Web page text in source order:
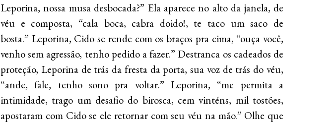
Leporina, nossa musa desbocada?” Ela aparece no alto da janela, de
véu e composta, “cala boca, cabra doido!, te taco um saco de
bosta.” Leporina, Cido se rende com os braços pra cima, “ouça você,
venho sem agressão, tenho pedido a fazer.” Destranca os cadeados de
proteção, Leporina de trás da fresta da porta, sua voz de trás do véu,
“ande, fale, tenho sono pra voltar.” Leporina, “me permita a
intimidade, trago um desafio do birosca, cem vinténs, mil tostões,
apostaram com Cido se ele retornar com seu véu na mão.” Olhe que